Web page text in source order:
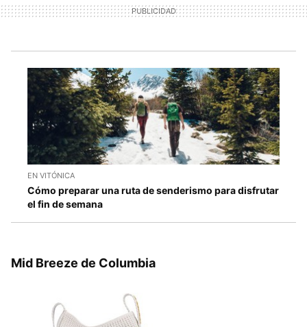
EN VITÓNICA
Cómo preparar una ruta de senderismo para disfrutar
el fin de semana
Mid Breeze de Columbia